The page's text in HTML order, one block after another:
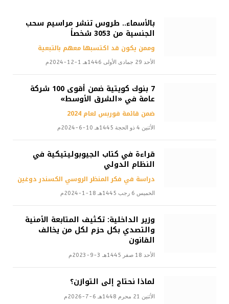
بالأسماء.. طروس تنشر مراسيم سحب
الجنسية من 3053 شخصاً
وممن يكون قد اكتسبها معهم بالتبعية
الأحد 29 جمادى الأولى 1446هـ 1-12-2024م
7 بنوك كويتية ضمن أقوى 100 شركة
عامة في «الشرق الأوسط»
ضمن قائمة فوربس لعام 2024
الأثنين 4 ذو الحجة 1445هـ 10-6-2024م
قراءة في كتاب الجيوبوليتيكية في
النظام الدولي
دراسة في فكر المنظر الروسي الكسندر دوغين
الخميس 6 رجب 1445هـ 18-1-2024م
وزير الداخلية: تكثيف المتابعة الأمنية
والتصدي بكل حزم لكل من يخالف
القانون
الأحد 18 صفر 1445هـ 3-9-2023م
لماذا نحتاج إلى التوازن؟
الأثنين 21 محرم 1448هـ 6-7-2026م